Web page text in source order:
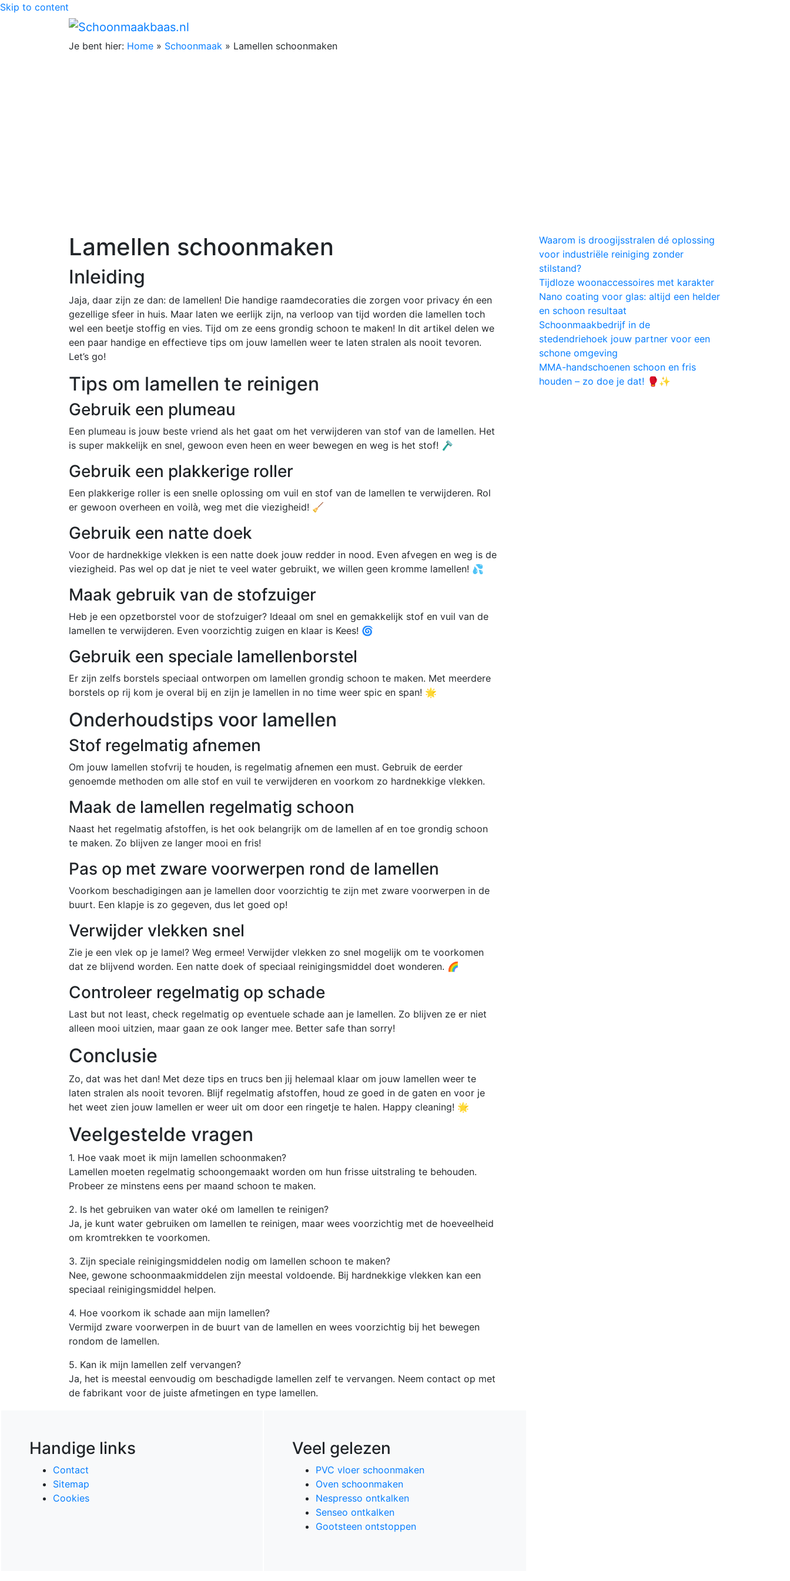
Skip to content
Je bent hier: Home » Schoonmaak » Lamellen schoonmaken
Lamellen schoonmaken
Inleiding
Jaja, daar zijn ze dan: de lamellen! Die handige raamdecoraties die zorgen voor privacy én een
gezellige sfeer in huis. Maar laten we eerlijk zijn, na verloop van tijd worden die lamellen toch
wel een beetje stoffig en vies. Tijd om ze eens grondig schoon te maken! In dit artikel delen we
een paar handige en effectieve tips om jouw lamellen weer te laten stralen als nooit tevoren.
Let’s go!
Tips om lamellen te reinigen
Gebruik een plumeau
Een plumeau is jouw beste vriend als het gaat om het verwijderen van stof van de lamellen. Het
is super makkelijk en snel, gewoon even heen en weer bewegen en weg is het stof! 🪒
Gebruik een plakkerige roller
Een plakkerige roller is een snelle oplossing om vuil en stof van de lamellen te verwijderen. Rol
er gewoon overheen en voilà, weg met die viezigheid! 🧹
Gebruik een natte doek
Voor de hardnekkige vlekken is een natte doek jouw redder in nood. Even afvegen en weg is de
viezigheid. Pas wel op dat je niet te veel water gebruikt, we willen geen kromme lamellen! 💦
Maak gebruik van de stofzuiger
Heb je een opzetborstel voor de stofzuiger? Ideaal om snel en gemakkelijk stof en vuil van de
lamellen te verwijderen. Even voorzichtig zuigen en klaar is Kees! 🌀
Gebruik een speciale lamellenborstel
Er zijn zelfs borstels speciaal ontworpen om lamellen grondig schoon te maken. Met meerdere
borstels op rij kom je overal bij en zijn je lamellen in no time weer spic en span! 🌟
Onderhoudstips voor lamellen
Stof regelmatig afnemen
Om jouw lamellen stofvrij te houden, is regelmatig afnemen een must. Gebruik de eerder
genoemde methoden om alle stof en vuil te verwijderen en voorkom zo hardnekkige vlekken.
Maak de lamellen regelmatig schoon
Naast het regelmatig afstoffen, is het ook belangrijk om de lamellen af en toe grondig schoon
te maken. Zo blijven ze langer mooi en fris!
Pas op met zware voorwerpen rond de lamellen
Voorkom beschadigingen aan je lamellen door voorzichtig te zijn met zware voorwerpen in de
buurt. Een klapje is zo gegeven, dus let goed op!
Verwijder vlekken snel
Zie je een vlek op je lamel? Weg ermee! Verwijder vlekken zo snel mogelijk om te voorkomen
dat ze blijvend worden. Een natte doek of speciaal reinigingsmiddel doet wonderen. 🌈
Controleer regelmatig op schade
Last but not least, check regelmatig op eventuele schade aan je lamellen. Zo blijven ze er niet
alleen mooi uitzien, maar gaan ze ook langer mee. Better safe than sorry!
Conclusie
Zo, dat was het dan! Met deze tips en trucs ben jij helemaal klaar om jouw lamellen weer te
laten stralen als nooit tevoren. Blijf regelmatig afstoffen, houd ze goed in de gaten en voor je
het weet zien jouw lamellen er weer uit om door een ringetje te halen. Happy cleaning! 🌟
Veelgestelde vragen
1. Hoe vaak moet ik mijn lamellen schoonmaken?
Lamellen moeten regelmatig schoongemaakt worden om hun frisse uitstraling te behouden.
Probeer ze minstens eens per maand schoon te maken.
2. Is het gebruiken van water oké om lamellen te reinigen?
Ja, je kunt water gebruiken om lamellen te reinigen, maar wees voorzichtig met de hoeveelheid
om kromtrekken te voorkomen.
3. Zijn speciale reinigingsmiddelen nodig om lamellen schoon te maken?
Nee, gewone schoonmaakmiddelen zijn meestal voldoende. Bij hardnekkige vlekken kan een
speciaal reinigingsmiddel helpen.
4. Hoe voorkom ik schade aan mijn lamellen?
Vermijd zware voorwerpen in de buurt van de lamellen en wees voorzichtig bij het bewegen
rondom de lamellen.
5. Kan ik mijn lamellen zelf vervangen?
Ja, het is meestal eenvoudig om beschadigde lamellen zelf te vervangen. Neem contact op met
de fabrikant voor de juiste afmetingen en type lamellen.
Waarom is droogijsstralen dé oplossing
voor industriële reiniging zonder
stilstand?
Tijdloze woonaccessoires met karakter
Nano coating voor glas: altijd een helder
en schoon resultaat
Schoonmaakbedrijf in de
stedendriehoek jouw partner voor een
schone omgeving
MMA-handschoenen schoon en fris
houden – zo doe je dat! 🥊✨
Handige links
Contact
Sitemap
Cookies
Veel gelezen
PVC vloer schoonmaken
Oven schoonmaken
Nespresso ontkalken
Senseo ontkalken
Gootsteen ontstoppen